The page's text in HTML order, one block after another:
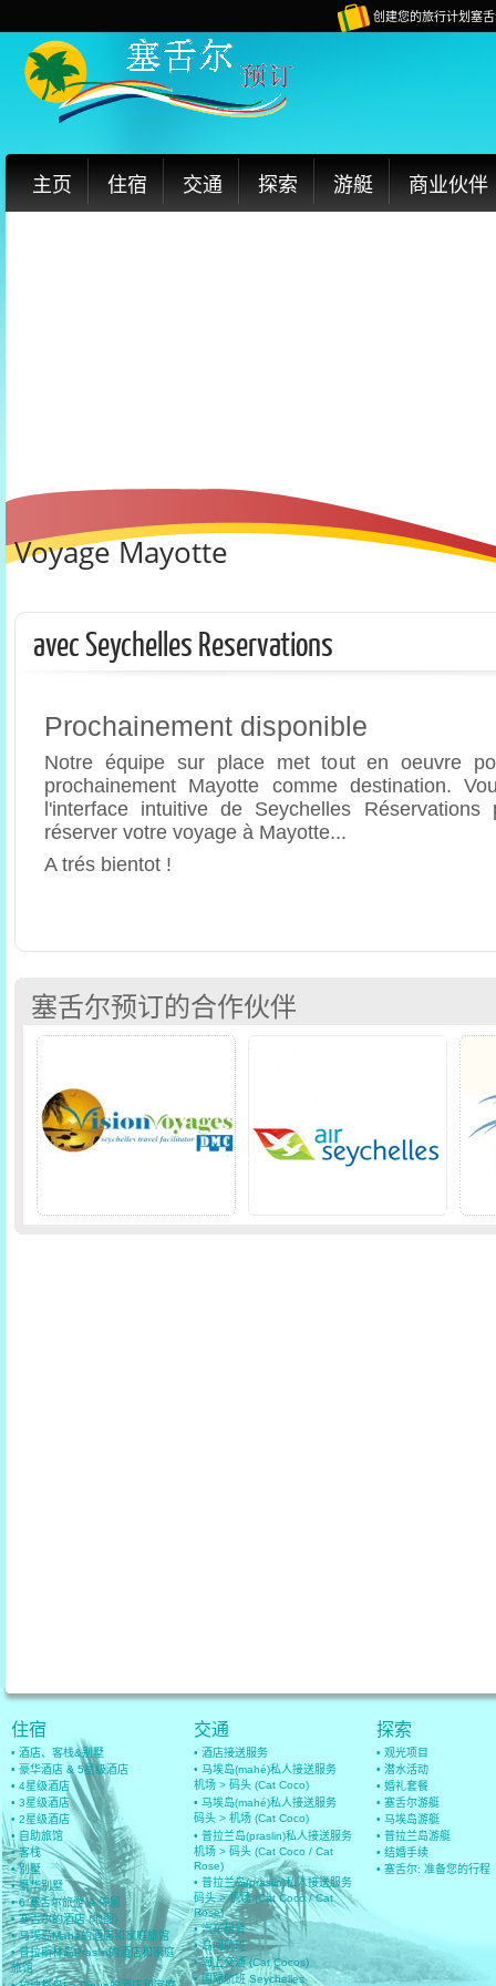
创建您的旅行计划塞
主页 住宿 交通 探索 游艇 商业伙伴
Voyage Mayotte
avec Seychelles Reservations
Prochainement disponible
Notre équipe sur place met tout en oeuvre
prochainement Mayotte comme destination.
l'interface intuitive de Seychelles
réserver votre voyage à Mayotte...
A trés bientot !
塞舌尔预订的合作伙伴
住宿
• 酒店、客栈&别墅
• 豪华酒店 & 5星级酒店
• 4星级酒店
• 3星级酒店
• 2星级酒店
• 自助旅馆
• 客栈
• 别墅
• 豪华别墅
• 6 塞舌尔旅游 & 停留
• 塞舌尔的酒店 (地图)
• 马埃岛Mahe的酒店和家庭旅馆
• 普拉斯林岛Praslin的酒店和家庭
旅馆
交通
• 酒店接送服务
• 马埃岛(mahé)私人接送服务
机场 > 码头 (Cat Coco)
• 马埃岛(mahé)私人接送服务
码头 > 机场 (Cat Coco)
• 普拉兰岛(praslin)私人接送服务
机场 > 码头 (Cat Coco / Cat
Rose)
• 普拉兰岛(praslin)私人接送服务
码头 > 机场 (Cat Coco / Cat
Rose)
• 汽车租赁
• 岛间航班
• 海上交通 (Cat Cocos)
• 国际航班 Seychelles
探索
• 观光项目
• 潜水活动
• 婚礼套餐
• 塞舌尔游艇
• 马埃岛游艇
• 普拉兰岛游艇
• 结婚手续
• 塞舌尔: 准备您的行程